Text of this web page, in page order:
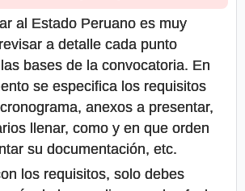
al Estado Peruano es muy
a detalle cada punto
bases de la convocatoria. En
se especifica los requisitos
anexos a presentar,
llenar, como y en que orden
su documentación, etc.
los requisitos, solo debes